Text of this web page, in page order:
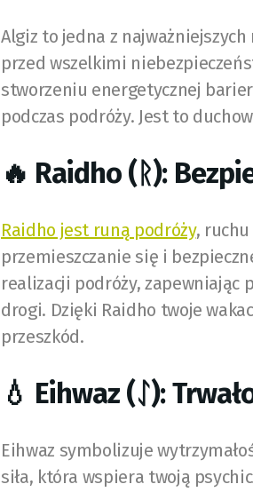
Algiz to jedna z
przed wszelkimi
stworzeniu energetycznej
podczas podróży. Jest to
🔥 Raidho (ᚱ):
Raidho jest runą podróży,
przemieszczanie się i
realizacji podróży, zapewniając
drogi. Dzięki Raidho twoje
przeszkód.
💧 Eihwaz (ᛇ):
Eihwaz symbolizuje
siła, która wspiera twoją